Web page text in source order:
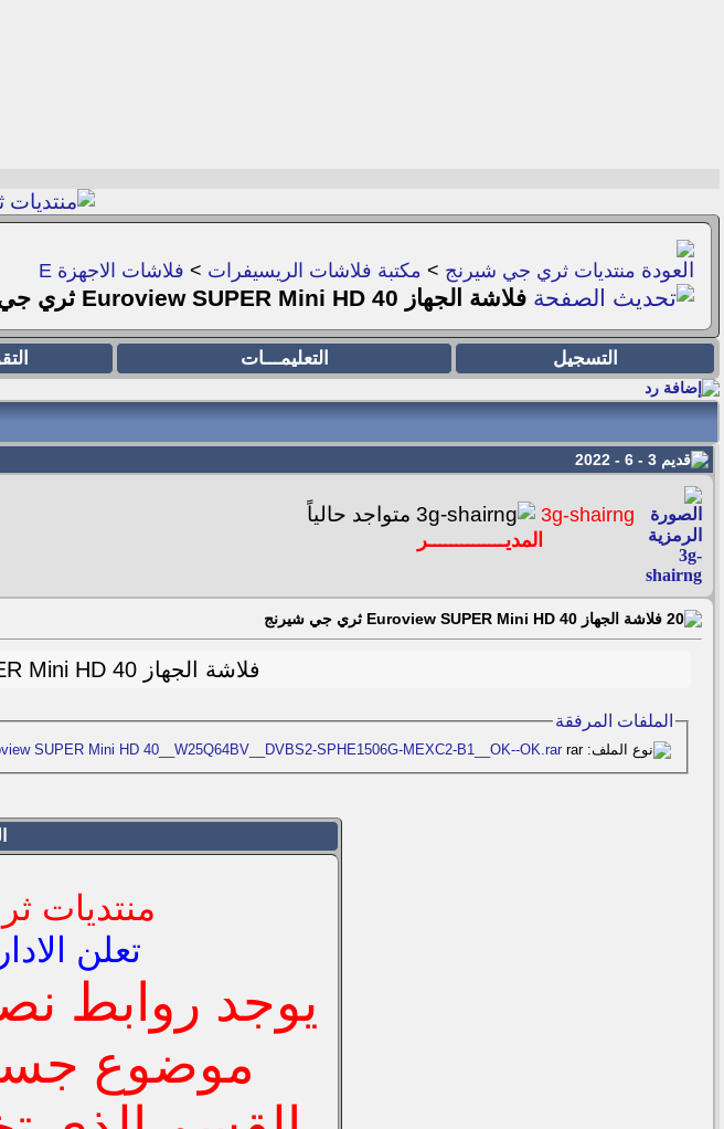
منتديات ثري جي شيرنج > مكتبة فلاشات الريسيفرات > فلاشات الاجهزة E
فلاشة الجهاز Euroview SUPER Mini HD 40 ثري جي شيرنج
التسجيل التعليمـــات
3g-shairng
المديــــــــــــــر
فلاشة الجهاز Euroview SUPER Mini HD 40 ثري جي شيرنج
فلاشة الجهاز Euroview SUPER Mini HD 40 ثري جي شيرنج
الملفات المرفقة
SUPER Mini HD 40__W25Q64BV__DVBS2-SPHE1506G-MEXC2-B1__OK--OK.rar‏
منتديات
تعلن
يوجد روابط
موضوع